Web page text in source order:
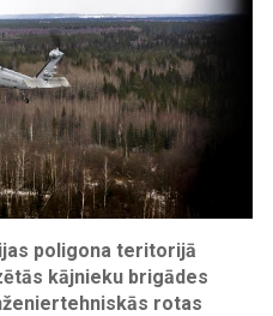
poligona teritorijā
kājnieku brigādes
rotas